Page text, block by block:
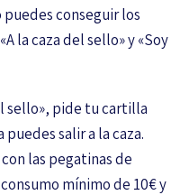
puedes conseguir los
la caza del sello» y «Soy
sello», pide tu cartilla
salir a la caza.
las pegatinas de
mínimo de 10€ y